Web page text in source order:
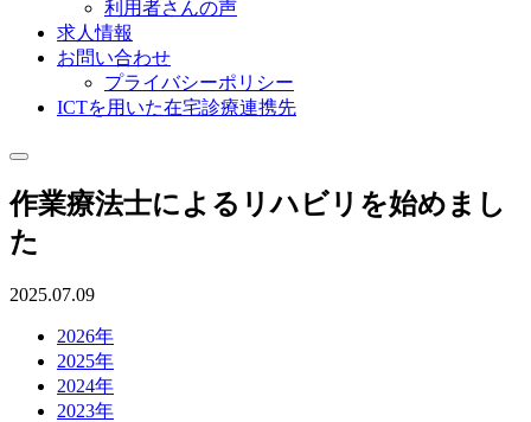
利用者さんの声
求人情報
お問い合わせ
プライバシーポリシー
ICTを用いた在宅診療連携先
作業療法士によるリハビリを始めまし
た
2025.07.09
2026年
2025年
2024年
2023年